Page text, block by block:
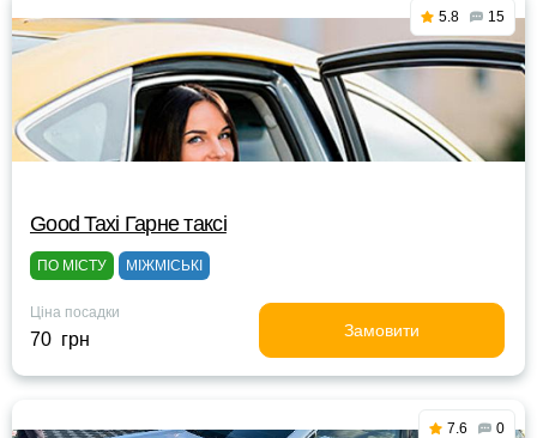
5.8 15
Good Taxi Гарне таксi
ПО МІСТУ МІЖМІСЬКІ
Ціна посадки
70 грн Замовити
7.6 0